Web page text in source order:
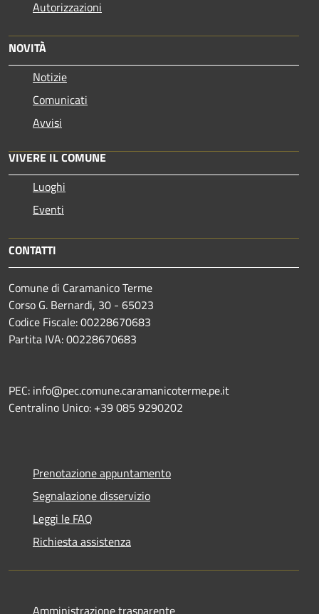
Autorizzazioni
NOVITÀ
Notizie
Comunicati
Avvisi
VIVERE IL COMUNE
Luoghi
Eventi
CONTATTI
Comune di Caramanico Terme
Corso G. Bernardi, 30 - 65023
Codice Fiscale: 00228670683
Partita IVA: 00228670683
PEC: info@pec.comune.caramanicoterme.pe.it
Centralino Unico: +39 085 9290202
Prenotazione appuntamento
Segnalazione disservizio
Leggi le FAQ
Richiesta assistenza